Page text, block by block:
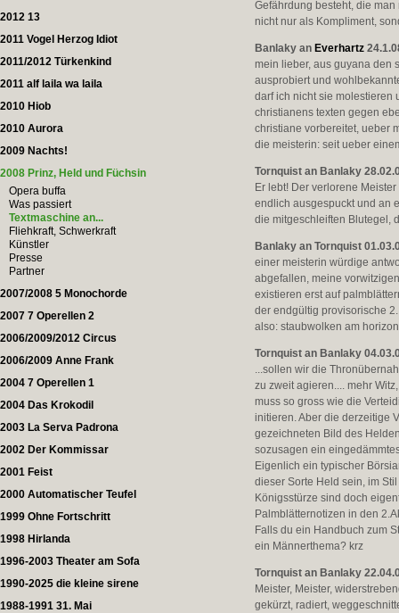
2012 13
2011 Vogel Herzog Idiot
2011/2012 Türkenkind
2011 alf laila wa laila
2010 Hiob
2010 Aurora
2009 Nachts!
2008 Prinz, Held und Füchsin
Opera buffa
Was passiert
Textmaschine an...
Fliehkraft, Schwerkraft
Künstler
Presse
Partner
2007/2008 5 Monochorde
2007 7 Operellen 2
2006/2009/2012 Circus
2006/2009 Anne Frank
2004 7 Operellen 1
2004 Das Krokodil
2003 La Serva Padrona
2002 Der Kommissar
2001 Feist
2000 Automatischer Teufel
1999 Ohne Fortschritt
1998 Hirlanda
1996-2003 Theater am Sofa
1990-2025 die kleine sirene
1988-1991 31. Mai
Gefährdung besteht, die
nicht nur als Kompliment,
Banlaky an Everhartz
mein lieber, aus guyana den
ausprobiert und
darf ich nicht sie molestieren
christianens texten gegen
christiane vorbereitet, ueber
die meisterin: seit ueber
Tornquist an Banlaky
Er lebt! Der verlorene
endlich ausgespuckt und an
die mitgeschleiften Blutegel,
Banlaky an Tornquist
einer meisterin würdige
abgefallen, meine
existieren erst auf
der endgültig provisorische 2.
also: staubwolken am
Tornquist an Banlaky
...sollen wir die
zu zweit agieren.... mehr
muss so gross wie die
initieren. Aber die derzeitige
gezeichneten Bild des
sozusagen ein
Eigenlich ein typischer
dieser Sorte Held sein, im
Königsstürze sind doch
Palmblätternotizen in den
Falls du ein Handbuch zum
ein Männerthema? krz
Tornquist an Banlaky
Meister, Meister,
gekürzt, radiert,